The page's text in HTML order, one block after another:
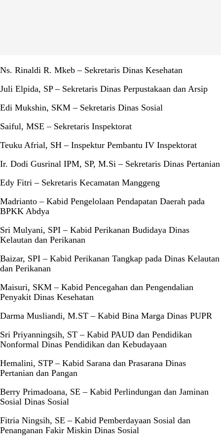
Ns. Rinaldi R. Mkeb – Sekretaris Dinas Kesehatan
Juli Elpida, SP – Sekretaris Dinas Perpustakaan dan Arsip
Edi Mukshin, SKM – Sekretaris Dinas Sosial
Saiful, MSE – Sekretaris Inspektorat
Teuku Afrial, SH – Inspektur Pembantu IV Inspektorat
Ir. Dodi Gusrinal IPM, SP, M.Si – Sekretaris Dinas Pertanian
Edy Fitri – Sekretaris Kecamatan Manggeng
Madrianto – Kabid Pengelolaan Pendapatan Daerah pada
BPKK Abdya
Sri Mulyani, SPI – Kabid Perikanan Budidaya Dinas
Kelautan dan Perikanan
Baizar, SPI – Kabid Perikanan Tangkap pada Dinas Kelautan
dan Perikanan
Maisuri, SKM – Kabid Pencegahan dan Pengendalian
Penyakit Dinas Kesehatan
Darma Musliandi, M.ST – Kabid Bina Marga Dinas PUPR
Sri Priyanningsih, ST – Kabid PAUD dan Pendidikan
Nonformal Dinas Pendidikan dan Kebudayaan
Hemalini, STP – Kabid Sarana dan Prasarana Dinas
Pertanian dan Pangan
Berry Primadoana, SE – Kabid Perlindungan dan Jaminan
Sosial Dinas Sosial
Fitria Ningsih, SE – Kabid Pemberdayaan Sosial dan
Penanganan Fakir Miskin Dinas Sosial